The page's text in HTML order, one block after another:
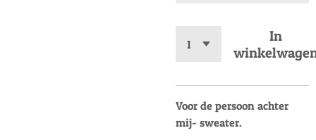
In
Voor de persoon achter
mij- sweater.